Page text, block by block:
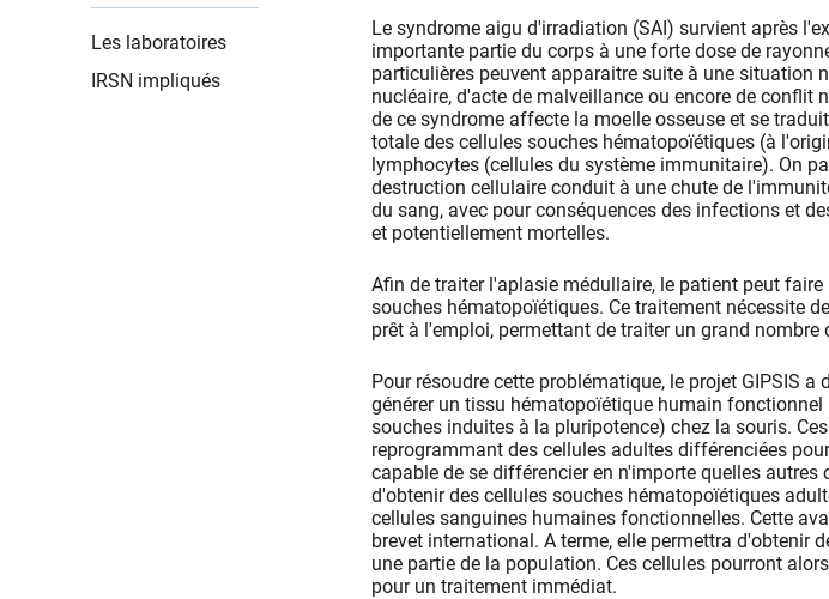
Les laboratoires
IRSN impliqués
Le syndrome aigu d'irradiation (SAI) survient après
importante partie du corps à une forte dose de
particulières peuvent apparaitre suite à une situation
nucléaire, d'acte de malveillance ou encore de conflit
de ce syndrome affecte la moelle osseuse et se
totale des cellules souches hématopoïétiques (à
lymphocytes (cellules du système immunitaire). On
destruction cellulaire conduit à une chute de
du sang, avec pour conséquences des infections et
et potentiellement mortelles.
Afin de traiter l'aplasie médullaire, le patient peut
souches hématopoïétiques. Ce traitement nécessite
prêt à l'emploi, permettant de traiter un grand nombre
Pour résoudre cette problématique, le projet GIPSIS
générer un tissu hématopoïétique humain
souches induites à la pluripotence) chez la souris.
reprogrammant des cellules adultes différenciées
capable de se différencier en n'importe quelles autres
d'obtenir des cellules souches hématopoïétiques
cellules sanguines humaines fonctionnelles. Cette
brevet international. A terme, elle permettra d'obtenir
une partie de la population. Ces cellules pourront
pour un traitement immédiat.